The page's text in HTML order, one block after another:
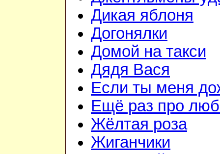
Дикая яблоня
Догонялки
Домой на такси
Дядя Вася
Если ты меня
Ещё раз про
Жёлтая роза
Жиганчики